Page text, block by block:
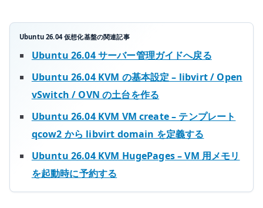
見
Ubuntu 26.04 仮想化基盤の関連記事
Ubuntu 26.04 サーバー管理ガイドへ戻る
Ubuntu 26.04 KVM の基本設定 – libvirt / Open
vSwitch / OVN の土台を作る
Ubuntu 26.04 KVM VM create – テンプレート
qcow2 から libvirt domain を定義する
Ubuntu 26.04 KVM HugePages – VM 用メモリ
を起動時に予約する